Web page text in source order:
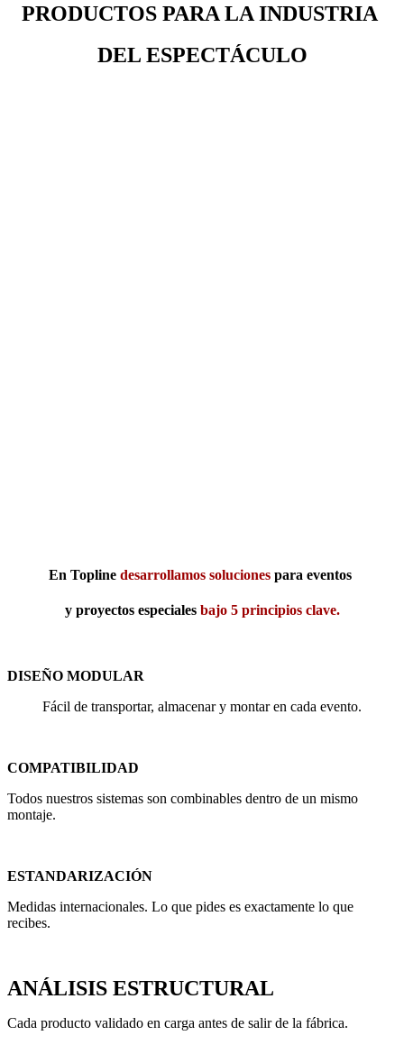
PRODUCTOS PARA LA INDUSTRIA
DEL ESPECTÁCULO
En Topline desarrollamos soluciones para eventos
y proyectos especiales bajo 5principios cla​​ve.
DISEÑO MODULAR
Fácil de transportar, almacenar y montar en cada evento.
COMPATIBILIDAD
Todos nuestros sistemas son combinables dentro de un mismo
montaje.
ESTANDARIZACIÓN
Medidas internacionales. Lo que pides es exactamente lo que
recibes.
ANÁLISIS ESTRUCTURAL
Cada producto validado en carga antes de salir de la fábrica.